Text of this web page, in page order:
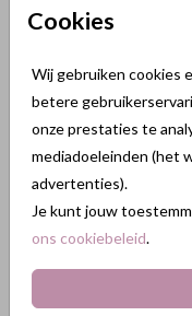
Cookies
Wij gebruiken cookies
betere
onze prestaties te
mediadoeleinden (het
advertenties).
Je kunt jouw
ons cookiebeleid.
Nikkelweg 45
2401MM Alphen a/d
Nederland
KVK: 84438665
BTW:
088 3232 088
info@gelukskaartjes.nl